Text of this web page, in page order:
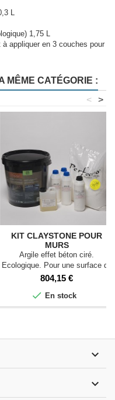
L
1,75 L
appliquer en 3 couches pour
MÊME CATÉGORIE :
>
<
KIT CLAYSTONE POUR
MURS
Argile effet béton ciré.
Ecologique. Pour une surface de
10 m²
Prix
804,15 €
 En stock

